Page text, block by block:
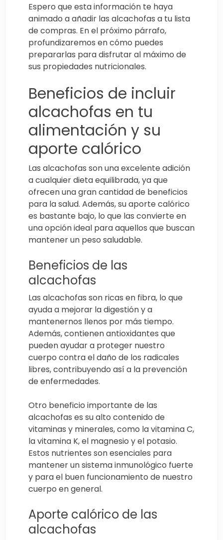
Espero que esta información te haya
animado a añadir las alcachofas a tu lista
de compras. En el próximo párrafo,
profundizaremos en cómo puedes
prepararlas para disfrutar al máximo de
sus propiedades nutricionales.
Beneficios de incluir
alcachofas en tu
alimentación y su
aporte calórico
Las alcachofas son una excelente adición
a cualquier dieta equilibrada, ya que
ofrecen una gran cantidad de beneficios
para la salud. Además, su aporte calórico
es bastante bajo, lo que las convierte en
una opción ideal para aquellos que buscan
mantener un peso saludable.
Beneficios de las
alcachofas
Las alcachofas son ricas en fibra, lo que
ayuda a mejorar la digestión y a
mantenernos llenos por más tiempo.
Además, contienen antioxidantes que
pueden ayudar a proteger nuestro
cuerpo contra el daño de los radicales
libres, contribuyendo así a la prevención
de enfermedades.
Otro beneficio importante de las
alcachofas es su alto contenido de
vitaminas y minerales, como la vitamina C,
la vitamina K, el magnesio y el potasio.
Estos nutrientes son esenciales para
mantener un sistema inmunológico fuerte
y para el buen funcionamiento de nuestro
cuerpo en general.
Aporte calórico de las
alcachofas